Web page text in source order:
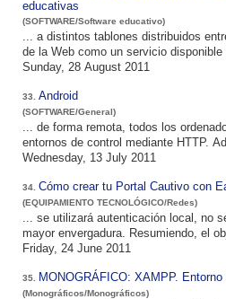
educativas
(SOFTWARE/Software educativo)
... a distintos tablones distribuidos
Sunday, 28 August 2011
33. Android
(SOFTWARE/General)
... de forma remota, todos los
Wednesday, 13 July 2011
34. Cómo crear tu Portal Cautivo con
(EQUIPAMIENTO TECNOLÓGICO/Redes)
... se utilizará autenticación local, no
mayor envergadura. Resumiendo, el
Friday, 24 June 2011
35. MONOGRÁFICO: XAMPP.
(Monográficos/Monográficos)